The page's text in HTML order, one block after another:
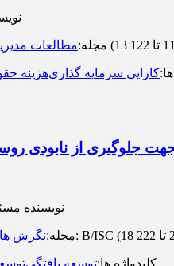
مجله:مطالعات
:کارایی سرمایه گذاریهزینه
جلوگیری از نابودی
نویسنده
مجله:نگرش رتبه: B/ISC
کلیدواژه ها:توسعه یافتگی